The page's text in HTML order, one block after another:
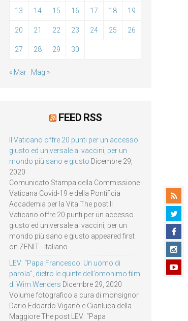
13 14 15 16 17 18 19
20 21 22 23 24 25 26
27 28 29 30
« Mar Mag »
FEED RSS
Il Vaticano offre 20 punti per un accesso
giusto ed universale ai vaccini, per un
mondo più sano e giusto Dicembre 29,
2020
Comunicato Stampa della Commissione
Vaticana Covid-19 e della Pontificia
Accademia per la Vita The post Il
Vaticano offre 20 punti per un accesso
giusto ed universale ai vaccini, per un
mondo più sano e giusto appeared first
on ZENIT - Italiano.
LEV: “Papa Francesco. Un uomo di
parola”, dietro le quinte dell’omonimo film
di Wim Wenders Dicembre 29, 2020
Volume fotografico a cura di monsignor
Dario Edoardo Viganò e Gianluca della
Maggiore The post LEV: “Papa